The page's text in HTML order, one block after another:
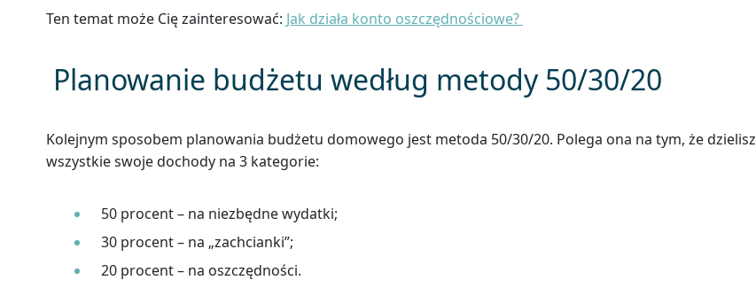
Ten temat może Cię zainteresować: Jak działa konto oszczędnościowe?
Planowanie budżetu według metody 50/30/20
Kolejnym sposobem planowania budżetu domowego jest metoda 50/30/20. Polega ona na tym, że dzielisz
wszystkie swoje dochody na 3 kategorie:
50 procent – na niezbędne wydatki;
30 procent – na „zachcianki”;
20 procent – na oszczędności.